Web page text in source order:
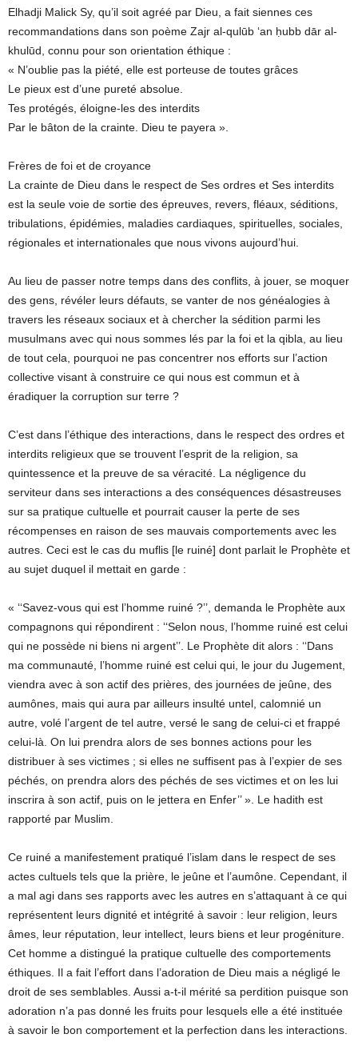
Elhadji Malick Sy, qu’il soit agréé par Dieu, a fait siennes ces
recommandations dans son poème Zajr al-qulūb ‘an ḥubb dār al-
khulūd, connu pour son orientation éthique :
« N’oublie pas la piété, elle est porteuse de toutes grâces
Le pieux est d’une pureté absolue.
Tes protégés, éloigne-les des interdits
Par le bâton de la crainte. Dieu te payera ».
Frères de foi et de croyance
La crainte de Dieu dans le respect de Ses ordres et Ses interdits
est la seule voie de sortie des épreuves, revers, fléaux, séditions,
tribulations, épidémies, maladies cardiaques, spirituelles, sociales,
régionales et internationales que nous vivons aujourd’hui.
Au lieu de passer notre temps dans des conflits, à jouer, se moquer
des gens, révéler leurs défauts, se vanter de nos généalogies à
travers les réseaux sociaux et à chercher la sédition parmi les
musulmans avec qui nous sommes lés par la foi et la qibla, au lieu
de tout cela, pourquoi ne pas concentrer nos efforts sur l’action
collective visant à construire ce qui nous est commun et à
éradiquer la corruption sur terre ?
C’est dans l’éthique des interactions, dans le respect des ordres et
interdits religieux que se trouvent l’esprit de la religion, sa
quintessence et la preuve de sa véracité. La négligence du
serviteur dans ses interactions a des conséquences désastreuses
sur sa pratique cultuelle et pourrait causer la perte de ses
récompenses en raison de ses mauvais comportements avec les
autres. Ceci est le cas du muflis [le ruiné] dont parlait le Prophète et
au sujet duquel il mettait en garde :
« ‘‘Savez-vous qui est l’homme ruiné ?’’, demanda le Prophète aux
compagnons qui répondirent : ‘‘Selon nous, l’homme ruiné est celui
qui ne possède ni biens ni argent’’. Le Prophète dit alors : ‘‘Dans
ma communauté, l’homme ruiné est celui qui, le jour du Jugement,
viendra avec à son actif des prières, des journées de jeûne, des
aumônes, mais qui aura par ailleurs insulté untel, calomnié un
autre, volé l’argent de tel autre, versé le sang de celui-ci et frappé
celui-là. On lui prendra alors de ses bonnes actions pour les
distribuer à ses victimes ; si elles ne suffisent pas à l’expier de ses
péchés, on prendra alors des péchés de ses victimes et on les lui
inscrira à son actif, puis on le jettera en Enfer’’ ». Le hadith est
rapporté par Muslim.
Ce ruiné a manifestement pratiqué l’islam dans le respect de ses
actes cultuels tels que la prière, le jeûne et l’aumône. Cependant, il
a mal agi dans ses rapports avec les autres en s’attaquant à ce qui
représentent leurs dignité et intégrité à savoir : leur religion, leurs
âmes, leur réputation, leur intellect, leurs biens et leur progéniture.
Cet homme a distingué la pratique cultuelle des comportements
éthiques. Il a fait l’effort dans l’adoration de Dieu mais a négligé le
droit de ses semblables. Aussi a-t-il mérité sa perdition puisque son
adoration n’a pas donné les fruits pour lesquels elle a été instituée
à savoir le bon comportement et la perfection dans les interactions.